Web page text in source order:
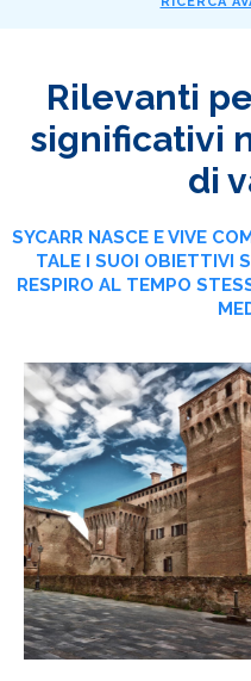
Rilevanti
significativi
di
SYCARR NASCE E VIVE
TALE I SUOI OBIETTIVI
RESPIRO AL TEMPO